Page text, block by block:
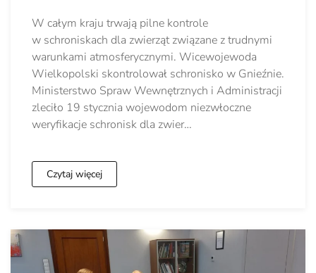
W całym kraju trwają pilne kontrole
w schroniskach dla zwierząt związane z trudnymi
warunkami atmosferycznymi. Wicewojewoda
Wielkopolski skontrolował schronisko w Gnieźnie.
Ministerstwo Spraw Wewnętrznych i Administracji
zleciło 19 stycznia wojewodom niezwłoczne
weryfikacje schronisk dla zwier…
Czytaj więcej